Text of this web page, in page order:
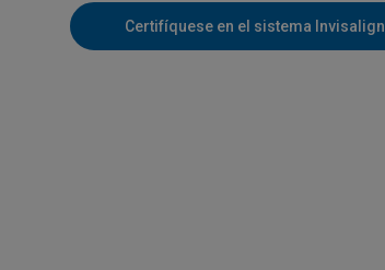
Certifíquese en el sistema Invisalign